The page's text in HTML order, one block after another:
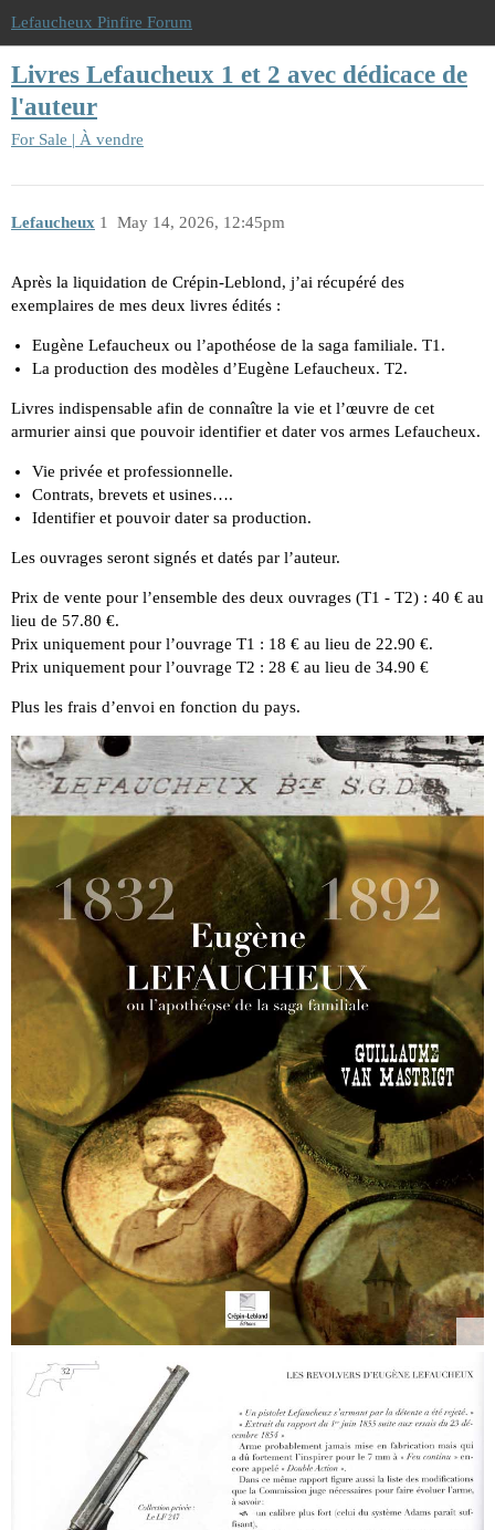
Lefaucheux Pinfire Forum
Livres Lefaucheux 1 et 2 avec dédicace de
l'auteur
For Sale | À vendre
Lefaucheux May 14, 2026, 12:45pm
1
Après la liquidation de Crépin-Leblond, j’ai récupéré des
exemplaires de mes deux livres édités :
Eugène Lefaucheux ou l’apothéose de la saga familiale. T1.
La production des modèles d’Eugène Lefaucheux. T2.
Livres indispensable afin de connaître la vie et l’œuvre de cet
armurier ainsi que pouvoir identifier et dater vos armes Lefaucheux.
Vie privée et professionnelle.
Contrats, brevets et usines….
Identifier et pouvoir dater sa production.
Les ouvrages seront signés et datés par l’auteur.
Prix de vente pour l’ensemble des deux ouvrages (T1 - T2) : 40 € au
lieu de 57.80 €.
Prix uniquement pour l’ouvrage T1 : 18 € au lieu de 22.90 €.
Prix uniquement pour l’ouvrage T2 : 28 € au lieu de 34.90 €
Plus les frais d’envoi en fonction du pays.